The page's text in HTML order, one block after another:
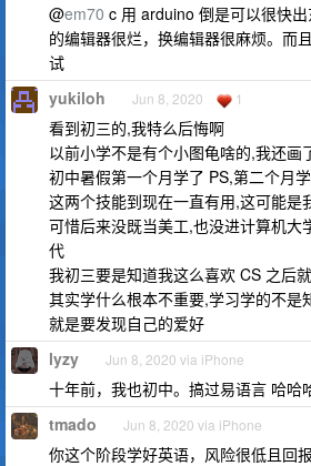
@em70 c 用 arduino 倒是可以很快
的编辑器很烂，换编辑器很麻烦。而
试
yukiloh Jun 8, 2020 1
看到初三的,我特么后悔啊
以前小学不是有个小图龟啥的,我还画
初中暑假第一个月学了 PS,第二个月
这两个技能到现在一直有用,这可能是
可惜后来没既当美工,也没进计算机大
代
我初三要是知道我这么喜欢 CS 之后
其实学什么根本不重要,学习学的不是
就是要发现自己的爱好
lyzy Jun 8, 2020 via iPhone
十年前，我也初中。搞过易语言 哈哈
tmado Jun 8, 2020 via iPhone
你这个阶段学好英语，风险很低且回